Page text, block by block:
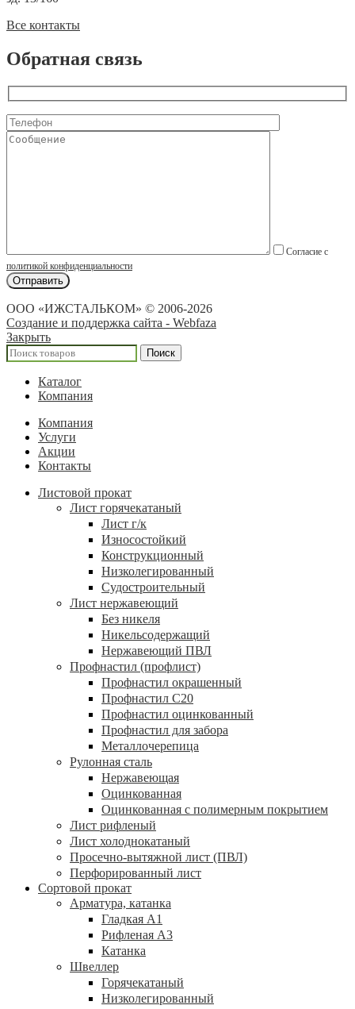
Все контакты
Обратная связь
Согласие с
политикой конфиденциальности
ООО «ИЖСТАЛЬКОМ» © 2006-2026
Создание и поддержка сайта - Webfaza
Закрыть
Поиск
Каталог
Компания
Компания
Услуги
Акции
Контакты
Листовой прокат
Лист горячекатаный
Лист г/к
Износостойкий
Конструкционный
Низколегированный
Судостроительный
Лист нержавеющий
Без никеля
Никельсодержащий
Нержавеющий ПВЛ
Профнастил (профлист)
Профнастил окрашенный
Профнастил С20
Профнастил оцинкованный
Профнастил для забора
Металлочерепица
Рулонная сталь
Нержавеющая
Оцинкованная
Оцинкованная с полимерным покрытием
Лист рифленый
Лист холоднокатаный
Просечно-вытяжной лист (ПВЛ)
Перфорированный лист
Сортовой прокат
Арматура, катанка
Гладкая А1
Рифленая А3
Катанка
Швеллер
Горячекатаный
Низколегированный